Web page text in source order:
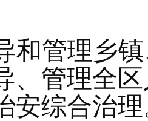
和管理乡
、管理全
安综合治